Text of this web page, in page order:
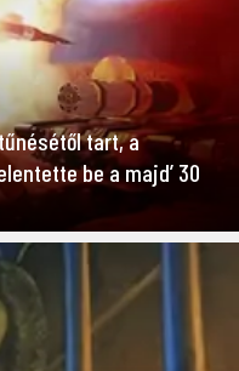
tart, a
be a majd’ 30